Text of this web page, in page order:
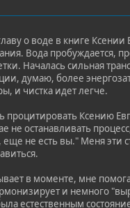
о воде в книге
Вода пробуждается,
Началась сильная
думаю, более
и чистка идет легче.
процитировать Ксению
не останавливать
не есть вы." Меня эти
в моменте, мне
и немного
естественным